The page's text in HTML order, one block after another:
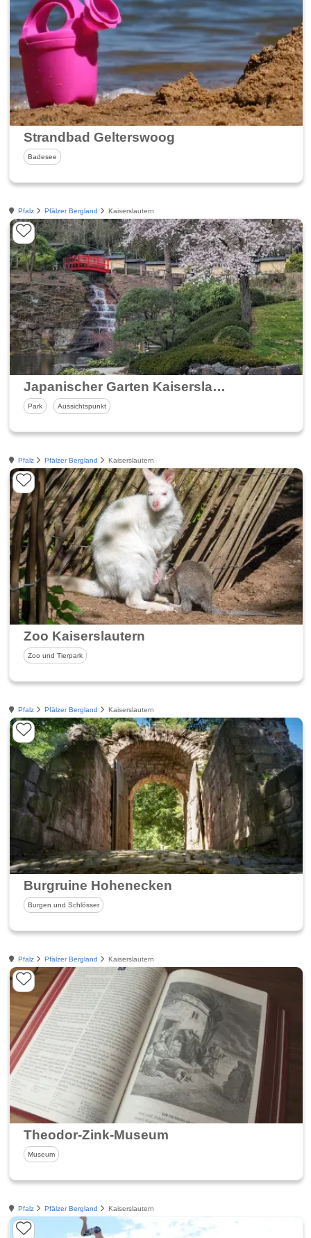
Strandbad Gelterswoog
Badesee
Pfalz Pfälzer Bergland Kaiserslautern
Japanischer Garten Kaiserslautern
Park Aussichtspunkt
Pfalz Pfälzer Bergland Kaiserslautern
Zoo Kaiserslautern
Zoo und Tierpark
Pfalz Pfälzer Bergland Kaiserslautern
Burgruine Hohenecken
Burgen und Schlösser
Pfalz Pfälzer Bergland Kaiserslautern
Theodor-Zink-Museum
Museum
Pfalz Pfälzer Bergland Kaiserslautern